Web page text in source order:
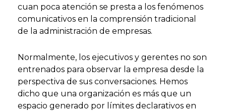
cuan poca atención se presta a los fenómenos
comunicativos en la comprensión tradicional
de la administración de empresas.
Normalmente, los ejecutivos y gerentes no son
entrenados para observar la empresa desde la
perspectiva de sus conversaciones. Hemos
dicho que una organización es más que un
espacio generado por límites declarativos en